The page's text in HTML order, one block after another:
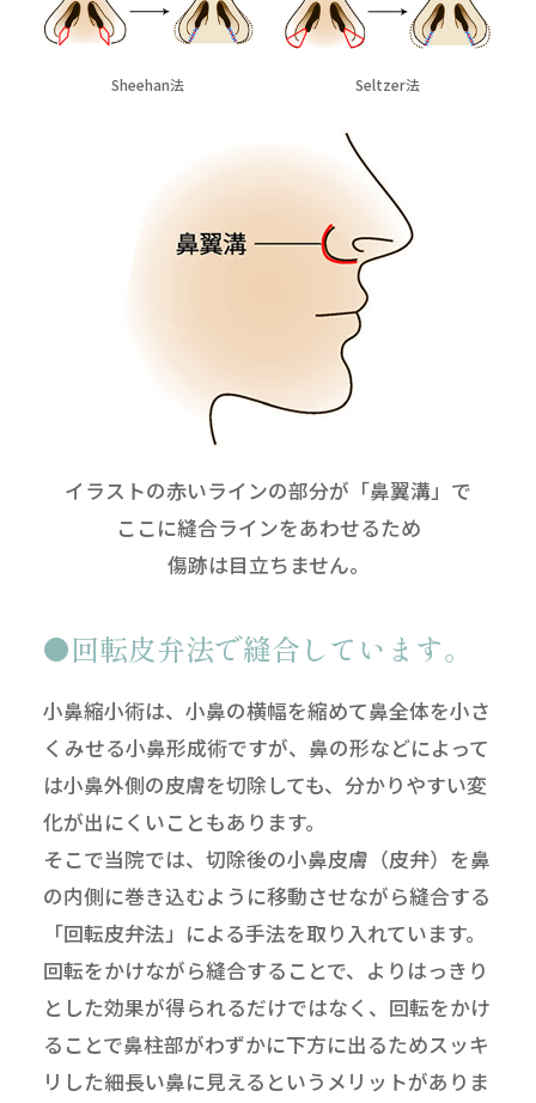
Sheehan法 Seltzer法
イラストの赤いラインの部分が「鼻翼溝」で
ここに縫合ラインをあわせるため
傷跡は目立ちません。
回転皮弁法で縫合しています。
小鼻縮小術は、小鼻の横幅を縮めて鼻全体を小さ
くみせる小鼻形成術ですが、鼻の形などによって
は小鼻外側の皮膚を切除しても、分かりやすい変
化が出にくいこともあります。
そこで当院では、切除後の小鼻皮膚（皮弁）を鼻
の内側に巻き込むように移動させながら縫合する
「回転皮弁法」による手法を取り入れています。
回転をかけながら縫合することで、よりはっきり
とした効果が得られるだけではなく、回転をかけ
ることで鼻柱部がわずかに下方に出るためスッキ
リした細長い鼻に見えるというメリットがありま